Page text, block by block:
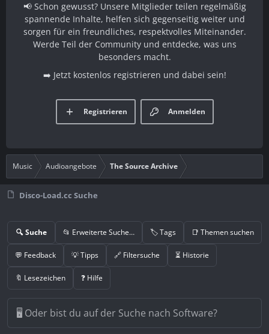
📢 Schon gewusst? Unsere Mitglieder teilen regelmäßig
spannende Inhalte, helfen sich gegenseitig weiter und
sorgen für ein freundliches, respektvolles Miteinander.
Werde Teil der Community und entdecke, was uns
besonders macht.
➡️ Jetzt kostenlos registrieren und dabei sein!
Anmelden
Registrieren
Music Audioangebote The Source Archive
Disco-Load.cc Suche
🔍 Suche 📂 Erweiterte Suche… 🏷️ Tags 📑 Themen suchen
💬 Feedback 💡 Tipps 🔗 Filtersuche ⏳ Historie
🔖 Lesezeichen ❓ Hilfe